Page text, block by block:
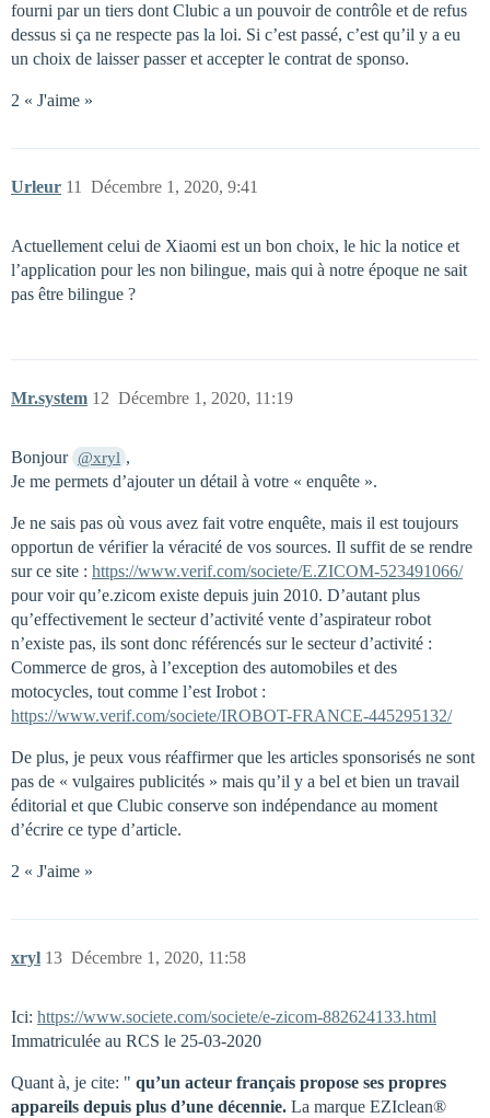
fourni par un tiers dont Clubic a un pouvoir de contrôle et de refus
dessus si ça ne respecte pas la loi. Si c’est passé, c’est qu’il y a eu
un choix de laisser passer et accepter le contrat de sponso.
2 « J'aime »
Urleur Décembre 1, 2020, 9:41
11
Actuellement celui de Xiaomi est un bon choix, le hic la notice et
l’application pour les non bilingue, mais qui à notre époque ne sait
pas être bilingue ?
Mr.system Décembre 1, 2020, 11:19
12
Bonjour @xryl ,
Je me permets d’ajouter un détail à votre « enquête ».
Je ne sais pas où vous avez fait votre enquête, mais il est toujours
opportun de vérifier la véracité de vos sources. Il suffit de se rendre
sur ce site : https://www.verif.com/societe/E.ZICOM-523491066/
pour voir qu’e.zicom existe depuis juin 2010. D’autant plus
qu’effectivement le secteur d’activité vente d’aspirateur robot
n’existe pas, ils sont donc référencés sur le secteur d’activité :
Commerce de gros, à l’exception des automobiles et des
motocycles, tout comme l’est Irobot :
https://www.verif.com/societe/IROBOT-FRANCE-445295132/
De plus, je peux vous réaffirmer que les articles sponsorisés ne sont
pas de « vulgaires publicités » mais qu’il y a bel et bien un travail
éditorial et que Clubic conserve son indépendance au moment
d’écrire ce type d’article.
2 « J'aime »
xryl Décembre 1, 2020, 11:58
13
Ici: https://www.societe.com/societe/e-zicom-882624133.html
Immatriculée au RCS le 25-03-2020
Quant à, je cite: " qu’un acteur français propose ses propres
appareils depuis plus d’une décennie. La marque EZIclean®